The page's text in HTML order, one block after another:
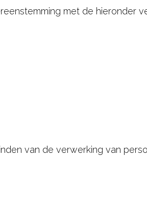
met de hieronder
van de verwerking van